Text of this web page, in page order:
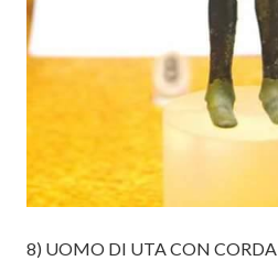
8) UOMO DI UTA CON CORDA